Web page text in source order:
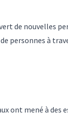
de nouvelles
personnes à
ont mené à des